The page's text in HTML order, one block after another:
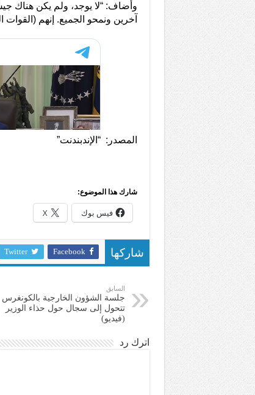
وأضاف: “لا يوجد، ولم يكن هناك
آخرين ونمحو الجميع. إنهم
المصدر: “الإندبندنت”
شارك هذا الموضوع:
فيس بوك X
شاركها Facebook
Twitter
السابق
جلسة الشؤون الخارجية بالكونغرس
تتحول إلى سجال حول حذاء الوزير
(فيديو)
اترك رد